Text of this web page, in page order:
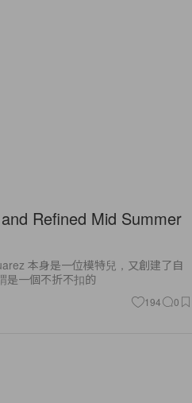
Refined Mid Summer
本身是一位模特兒，又創建了自
是一個不折不扣的
194 0